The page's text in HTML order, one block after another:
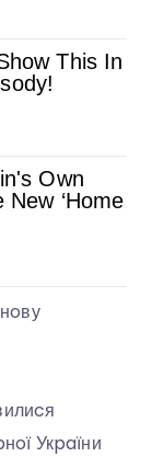
Укpaїни